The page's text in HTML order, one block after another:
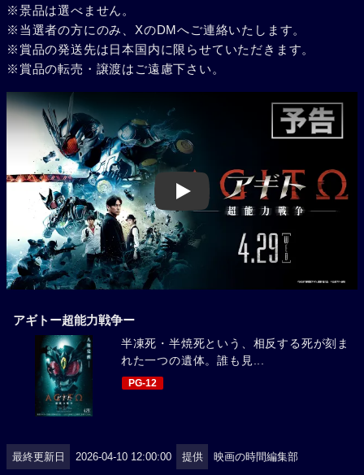
※景品は選べません。
※当選者の方にのみ、XのDMへご連絡いたします。
※賞品の発送先は日本国内に限らせていただきます。
※賞品の転売・譲渡はご遠慮下さい。
Play
アギトー超能力戦争ー
半凍死・半焼死という、相反する死が刻ま
れた一つの遺体。誰も見...
PG-12
最終更新日 2026-04-10 12:00:00 提供 映画の時間編集部